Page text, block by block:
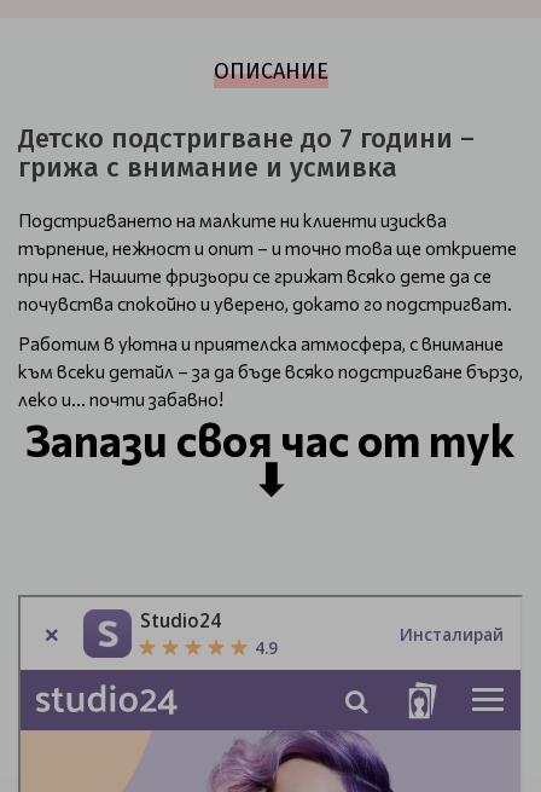
ОПИСАНИЕ
Детско подстригване до 7 години –
грижа с внимание и усмивка
Подстригването на малките ни клиенти изисква
търпение, нежност и опит – и точно това ще откриете
при нас. Нашите фризьори се грижат всяко дете да се
почувства спокойно и уверено, докато го подстригват.
Работим в уютна и приятелска атмосфера, с внимание
към всеки детайл – за да бъде всяко подстригване бързо,
леко и... почти забавно!
Запази своя час от тук
⬇